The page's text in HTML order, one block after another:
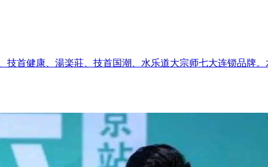
技首健康、湯楽莊、技首国潮、水乐道大宗师七大连锁品牌